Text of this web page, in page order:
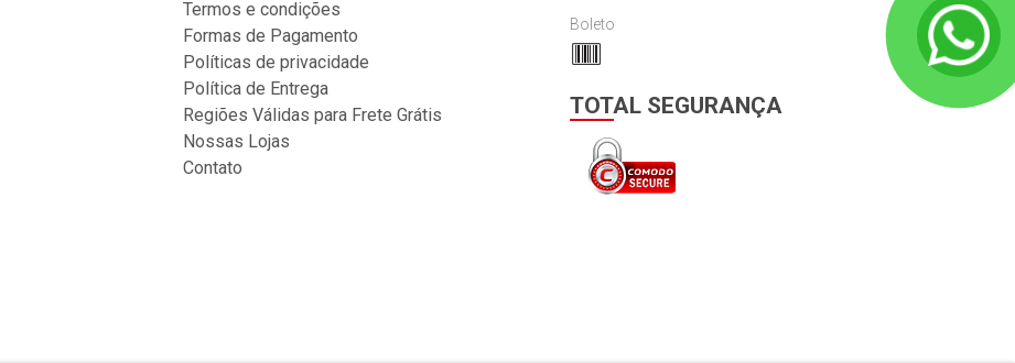
Termos e condições
Formas de Pagamento
Políticas de privacidade
Política de Entrega
Regiões Válidas para Frete Grátis
Nossas Lojas
Contato
Boleto
TOTAL SEGURANÇA